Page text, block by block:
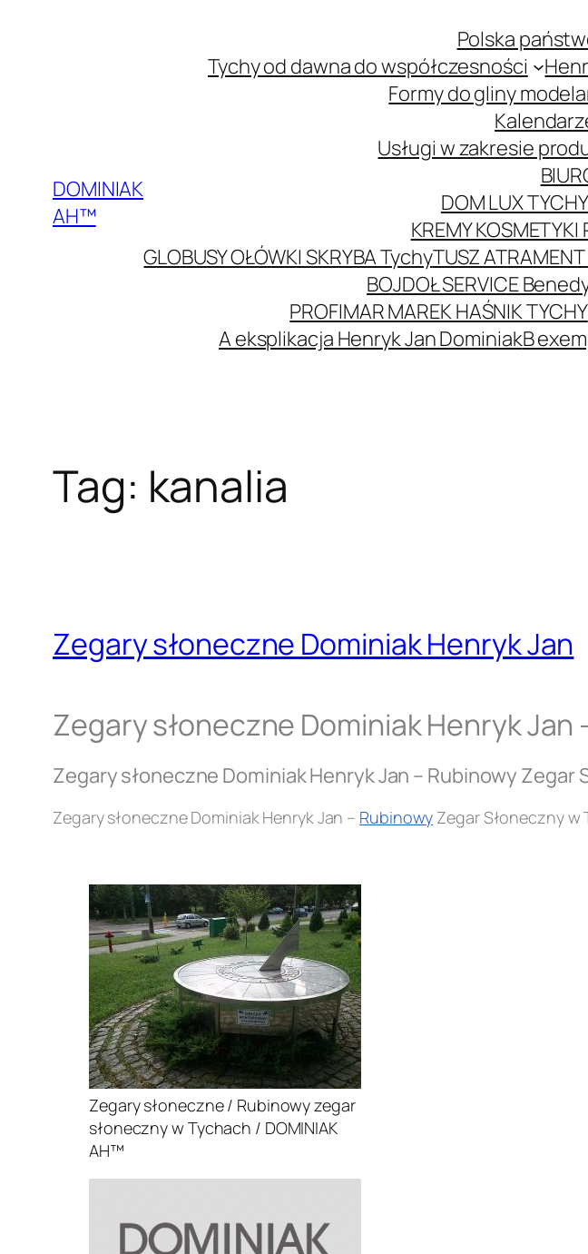
DOMINIAK
AH™
Polska
Tychy od dawna do współczesności
Formy do gliny
Usługi w zakresie
DOM LUX
KREMY
GLOBUSY OŁÓWKI SKRYBA TychyTUSZ
BOJDOŁ SERVICE
PROFIMAR MAREK HAŚNIK TYCHY
A eksplikacja Henryk Jan DominiakB
Tag: kanalia
Zegary słoneczne Dominiak Henryk Jan
Zegary słoneczne Dominiak Henryk Jan
Zegary słoneczne Dominiak Henryk Jan – Rubinowy Zegar
Zegary słoneczne Dominiak Henryk Jan – Rubinowy Zegar Słoneczny w
Zegary słoneczne / Rubinowy zegar
słoneczny w Tychach / DOMINIAK
AH™